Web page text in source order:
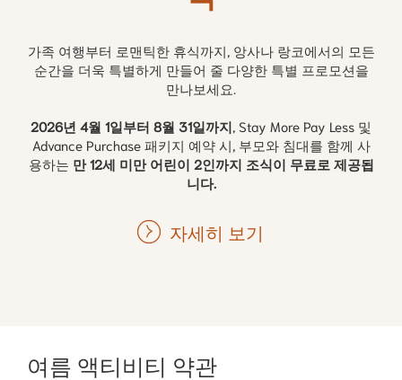
가족 여행부터 로맨틱한 휴식까지, 앙사나 랑코에서의 모든
순간을 더욱 특별하게 만들어 줄 다양한 특별 프로모션을
만나보세요.
2026년 4월 1일부터 8월 31일까지 , Stay More Pay Less 및
Advance Purchase 패키지 예약 시, 부모와 침대를 함께 사
용하는 만 12세 미만 어린이 2인까지 조식이 무료로 제공됩
니다.
자세히 보기
여름 액티비티 약관